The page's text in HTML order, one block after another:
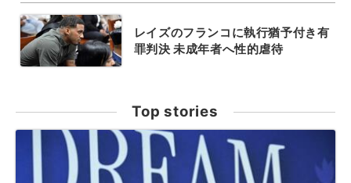
レイズのフランコに執行猶予付き有
罪判決 未成年者へ性的虐待
Top stories